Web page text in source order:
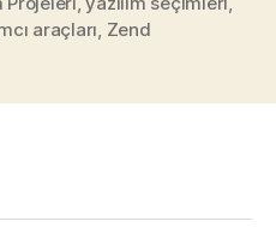
araçları, Zend